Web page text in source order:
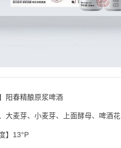
阳春精酿原浆啤酒
大麦芽、小麦芽、上面酵母、啤酒花
】13°P